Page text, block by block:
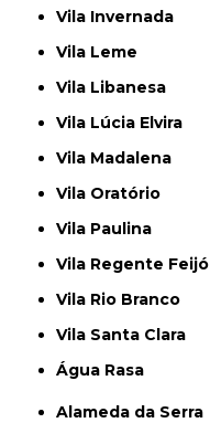
Vila Invernada
Vila Leme
Vila Libanesa
Vila Lúcia Elvira
Vila Madalena
Vila Oratório
Vila Paulina
Vila Regente Feijó
Vila Rio Branco
Vila Santa Clara
Água Rasa
Alameda da Serra